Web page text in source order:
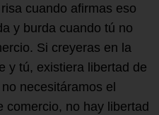
cuando afirmas eso
y burda cuando tú no
Si creyeras en la
y tú, existiera libertad de
necesitáramos el
comercio, no hay libertad